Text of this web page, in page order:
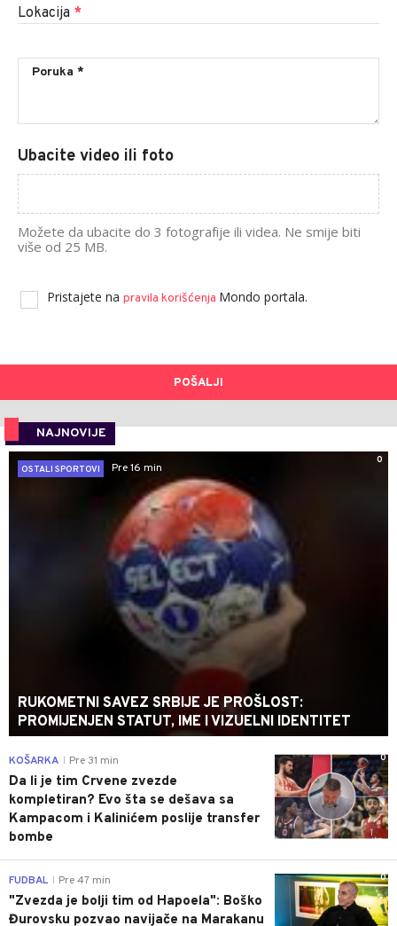
Lokacija *
Ubacite video ili foto
Možete da ubacite do 3 fotografije ili videa. Ne smije biti
više od 25 MB.
Pristajete na pravila korišćenja Mondo portala.
POŠALJI
NAJNOVIJE
0
OSTALI SPORTOVI
Pre 16 min
RUKOMETNI SAVEZ SRBIJE JE PROŠLOST:
PROMIJENJEN STATUT, IME I VIZUELNI IDENTITET
0
KOŠARKA Pre 31 min
Da li je tim Crvene zvezde
kompletiran? Evo šta se dešava sa
Kampacom i Kalinićem poslije transfer
bombe
0
FUDBAL Pre 47 min
"Zvezda je bolji tim od Hapoela": Boško
Đurovsku pozvao navijače na Marakanu